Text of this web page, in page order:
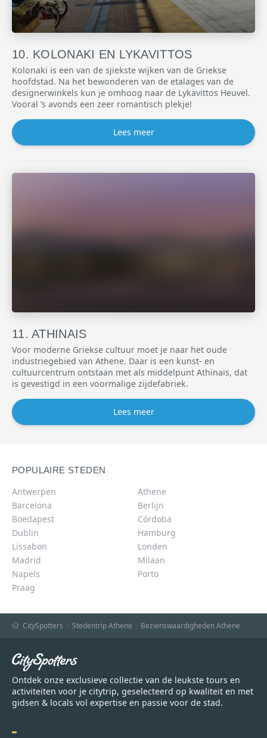
KOLONAKI EN LYKAVITTOS
Kolonaki is een van de sjiekste wijken van de Griekse
hoofdstad. Na het bewonderen van de etalages van de
designerwinkels kun je omhoog naar de Lykavittos Heuvel.
Vooral ’s avonds een zeer romantisch plekje!
Lees meer
ATHINAIS
Voor moderne Griekse cultuur moet je naar het oude
industriegebied van Athene. Daar is een kunst- en
cultuurcentrum ontstaan met als middelpunt Athinais, dat
is gevestigd in een voormalige zijdefabriek.
Lees meer
POPULAIRE STEDEN
Antwerpen
Athene
Barcelona
Berlijn
Boedapest
Córdoba
Dublin
Hamburg
Lissabon
Londen
Madrid
Milaan
Napels
Porto
Praag
CitySpotters Stedentrip Athene Bezienswaardigheden Athene
Ontdek onze exclusieve collectie van de leukste tours en
activiteiten voor je citytrip, geselecteerd op kwaliteit en met
gidsen & locals vol expertise en passie voor de stad.